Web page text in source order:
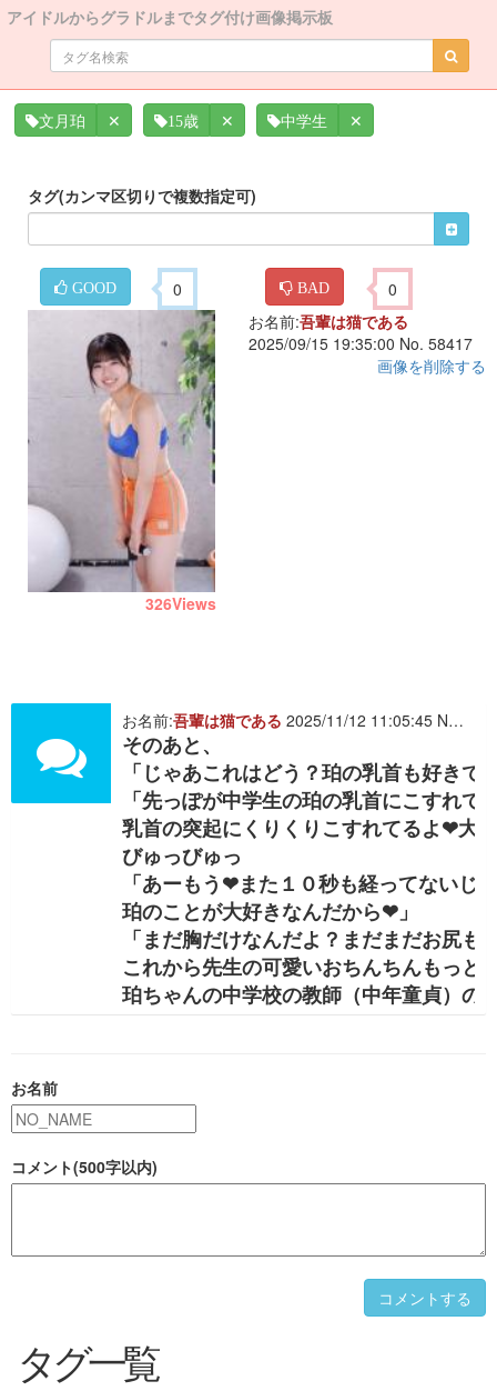
アイドルからグラドルまでタグ付け画像掲示板
文月珀 ✕ 15歳 ✕ 中学生 ✕
タグ(カンマ区切りで複数指定可)
GOOD 0 BAD 0
326Views
お名前:吾輩は猫である
2025/09/15 19:35:00 No. 58417
画像を削除する
お名前:吾輩は猫である 2025/11/12 11:05:45 NO. 514162
そのあと、
「じゃあこれはどう？珀の乳首も好き
「先っぽが中学生の珀の乳首にこすれ
乳首の突起にくりくりこすれてるよ❤大
びゅっびゅっ
「あーもう❤また１０秒も経ってないじ
珀のことが大好きなんだから❤」
「まだ胸だけなんだよ？まだまだお尻
これから先生の可愛いおちんちんもっ
珀ちゃんの中学校の教師（中年童貞）の
お名前
コメント(500字以内)
コメントする
タグ一覧